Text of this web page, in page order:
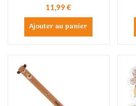
11,99 €
Ajouter au panier